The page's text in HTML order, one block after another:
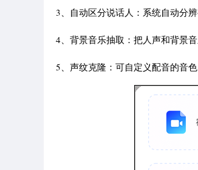
3、自动区分说话人：系统自动分
4、背景音乐抽取：把人声和背景
5、声纹克隆：可自定义配音的音